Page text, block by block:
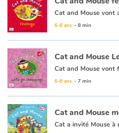
Apprendre les langues
Dyslexie, troubles de la lecture
Nos listes de lecture
Les plus lus
Coups de coeur
6-8 ans - 8 min
Cat and Mouse
6-8 ans - 7 min
Cat and Mouse